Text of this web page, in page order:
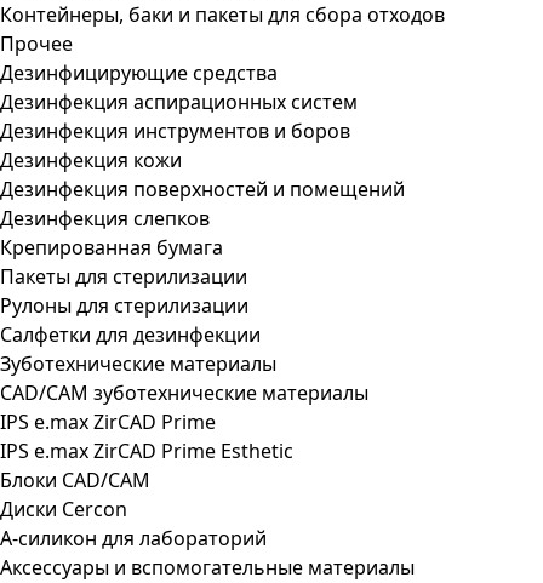
Контейнеры, баки и пакеты для сбора отходов
Прочее
Дезинфицирующие средства
Дезинфекция аспирационных систем
Дезинфекция инструментов и боров
Дезинфекция кожи
Дезинфекция поверхностей и помещений
Дезинфекция слепков
Крепированная бумага
Пакеты для стерилизации
Рулоны для стерилизации
Салфетки для дезинфекции
Зуботехнические материалы
CAD/CAM зуботехнические материалы
IPS e.max ZirCAD Prime
IPS e.max ZirCAD Prime Esthetic
Блоки CAD/CAM
Диски Cercon
А-силикон для лабораторий
Аксессуары и вспомогательные материалы